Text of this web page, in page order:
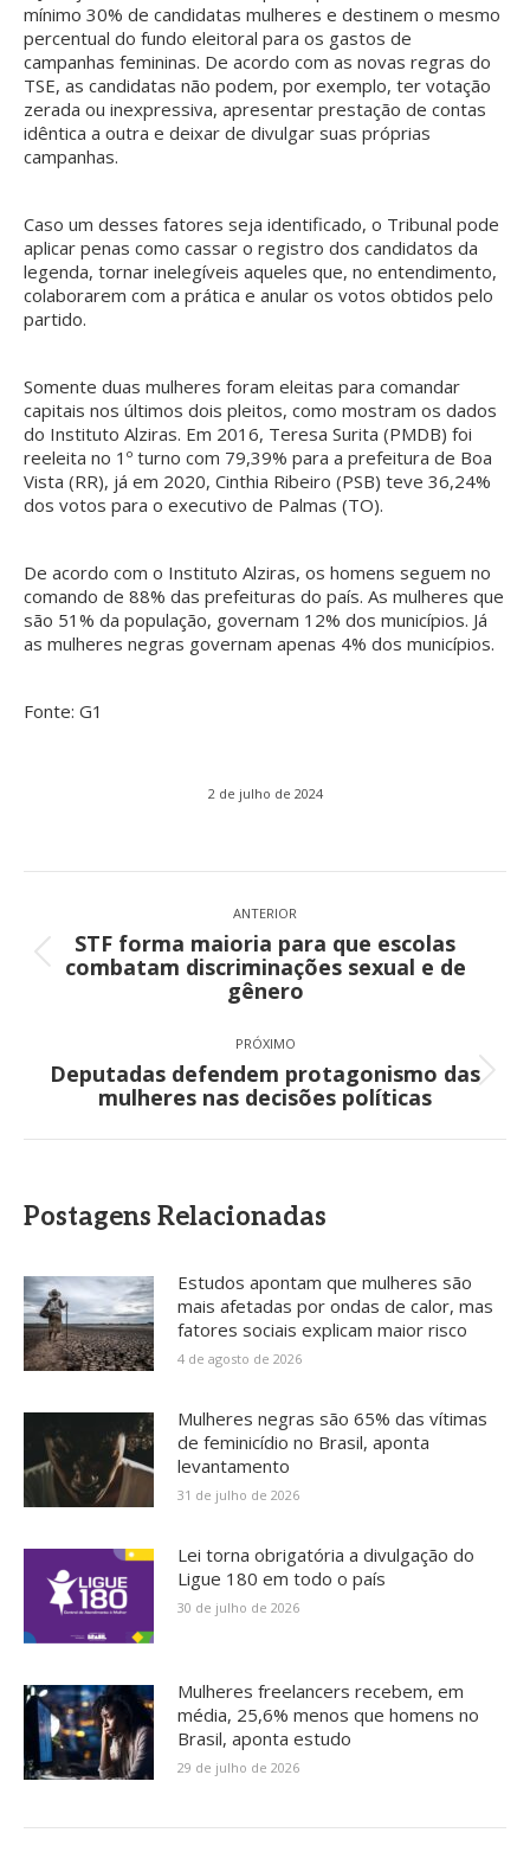
mínimo 30% de candidatas mulheres e destinem o mesmo
percentual do fundo eleitoral para os gastos de
campanhas femininas. De acordo com as novas regras do
TSE, as candidatas não podem, por exemplo, ter votação
zerada ou inexpressiva, apresentar prestação de contas
idêntica a outra e deixar de divulgar suas próprias
campanhas.
Caso um desses fatores seja identificado, o Tribunal pode
aplicar penas como cassar o registro dos candidatos da
legenda, tornar inelegíveis aqueles que, no entendimento,
colaborarem com a prática e anular os votos obtidos pelo
partido.
Somente duas mulheres foram eleitas para comandar
capitais nos últimos dois pleitos, como mostram os dados
do Instituto Alziras. Em 2016, Teresa Surita (PMDB) foi
reeleita no 1º turno com 79,39% para a prefeitura de Boa
Vista (RR), já em 2020, Cinthia Ribeiro (PSB) teve 36,24%
dos votos para o executivo de Palmas (TO).
De acordo com o Instituto Alziras, os homens seguem no
comando de 88% das prefeituras do país. As mulheres que
são 51% da população, governam 12% dos municípios. Já
as mulheres negras governam apenas 4% dos municípios.
Fonte: G1
2 de julho de 2024
post:
ANTERIOR
Post
anterior:
STF forma maioria para que escolas
combatam discriminações sexual e de
gênero
PRÓXIMO
Próximo
post:
Deputadas defendem protagonismo das
mulheres nas decisões políticas
Postagens Relacionadas
Estudos apontam que mulheres são
mais afetadas por ondas de calor, mas
fatores sociais explicam maior risco
4 de agosto de 2026
Mulheres negras são 65% das vítimas
de feminicídio no Brasil, aponta
levantamento
31 de julho de 2026
Lei torna obrigatória a divulgação do
Ligue 180 em todo o país
30 de julho de 2026
Mulheres freelancers recebem, em
média, 25,6% menos que homens no
Brasil, aponta estudo
29 de julho de 2026